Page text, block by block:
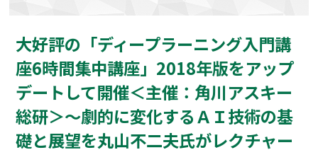
大好評の「ディープラーニング入門講
座6時間集中講座」2018年版をアップ
デートして開催＜主催：角川アスキー
総研＞～劇的に変化するＡＩ技術の基
礎と展望を丸山不二夫氏がレクチャー